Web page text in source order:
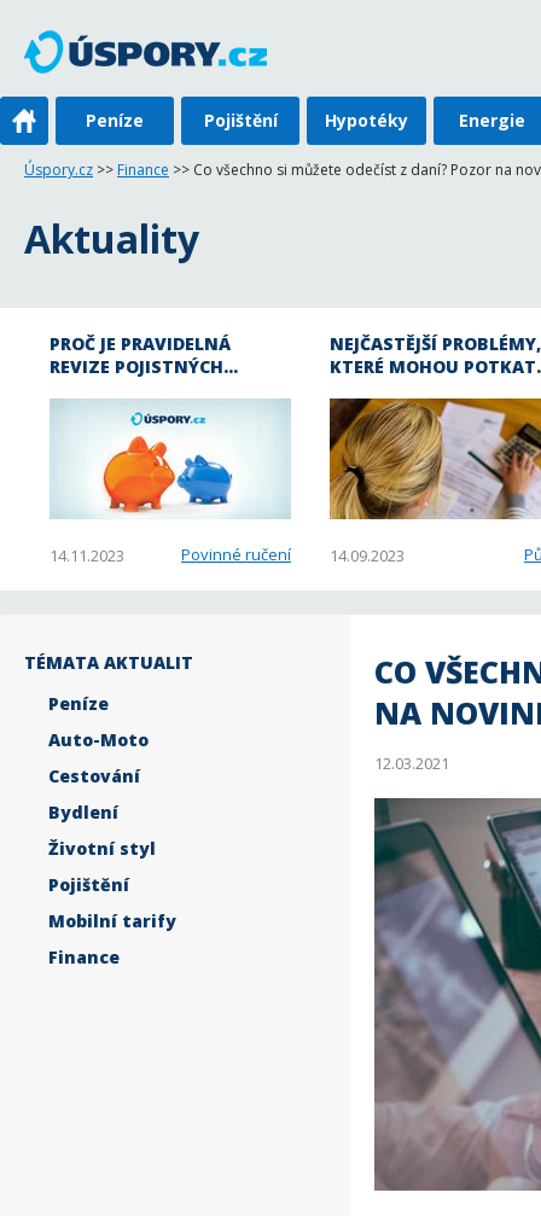
Peníze Pojištění Hypotéky Energie
Úspory.cz >> Finance >> Co všechno si můžete odečíst z daní? Pozor na
Aktuality
PROČ JE PRAVIDELNÁ
REVIZE POJISTNÝCH…
14.11.2023 Povinné ručení
NEJČASTĚJŠÍ PROBLÉMY,
KTERÉ MOHOU
14.09.2023
TÉMATA AKTUALIT
Peníze
Auto-Moto
Cestování
Bydlení
Životní styl
Pojištění
Mobilní tarify
Finance
CO
NA
12.03.2021